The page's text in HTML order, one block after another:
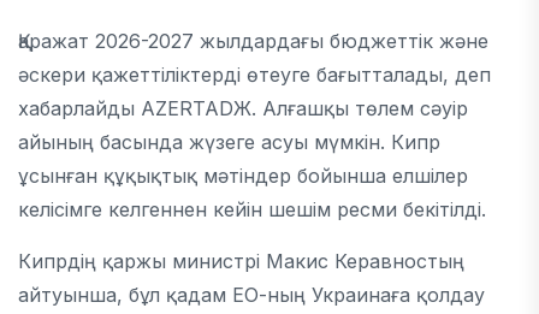
Қаражат 2026-2027 жылдардағы бюджеттік және
әскери қажеттіліктерді өтеуге бағытталады, деп
хабарлайды AZERTADЖ. Алғашқы төлем сәуір
айының басында жүзеге асуы мүмкін. Кипр
ұсынған құқықтық мәтіндер бойынша елшілер
келісімге келгеннен кейін шешім ресми бекітілді.
Кипрдің қаржы министрі Макис Керавностың
айтуынша, бұл қадам ЕО-ның Украинаға қолдау